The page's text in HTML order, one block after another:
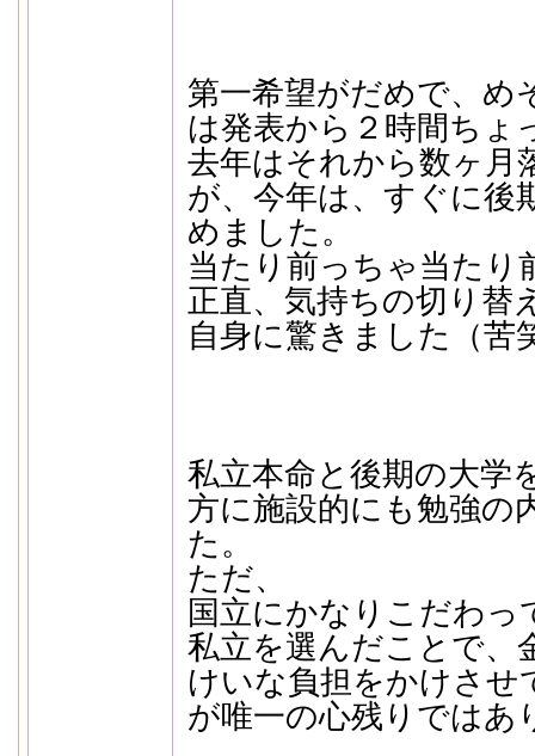
第一希望がだめで、め
は発表から２時間ちょ
去年はそれから数ヶ月
が、今年は、すぐに後
めました。
当たり前っちゃ当たり
正直、気持ちの切り替
自身に驚きました（苦
私立本命と後期の大学
方に施設的にも勉強の
た。
ただ、
国立にかなりこだわっ
私立を選んだことで、
けいな負担をかけさせ
が唯一の心残りではあ